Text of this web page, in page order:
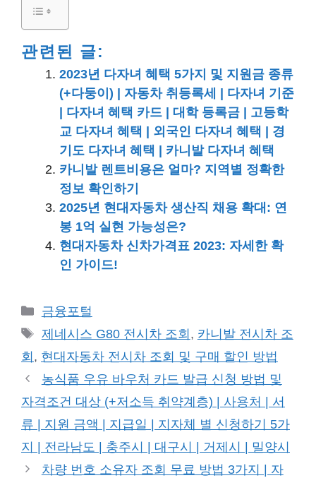
관련된 글:
2023년 다자녀 혜택 5가지 및 지원금 종류
(+다둥이) | 자동차 취등록세 | 다자녀 기준
| 다자녀 혜택 카드 | 대학 등록금 | 고등학
교 다자녀 혜택 | 외국인 다자녀 혜택 | 경
기도 다자녀 혜택 | 카니발 다자녀 혜택
카니발 렌트비용은 얼마? 지역별 정확한
정보 확인하기
2025년 현대자동차 생산직 채용 확대: 연
봉 1억 실현 가능성은?
현대자동차 신차가격표 2023: 자세한 확
인 가이드!
카
테
리
금융포털
태
그
제네시스 G80 전시차 조회 , 카니발 전시차 조
회 , 현대자동차 전시차 조회 및 구매 할인 방법
농식품 우유 바우처 카드 발급 신청 방법 및
자격조건 대상 (+저소득 취약계층) | 사용처 | 서
류 | 지원 금액 | 지급일 | 지자체 별 신청하기 5가
지 | 전라남도 | 충주시 | 대구시 | 거제시 | 밀양시
차량 번호 소유자 조회 무료 방법 3가지 | 자